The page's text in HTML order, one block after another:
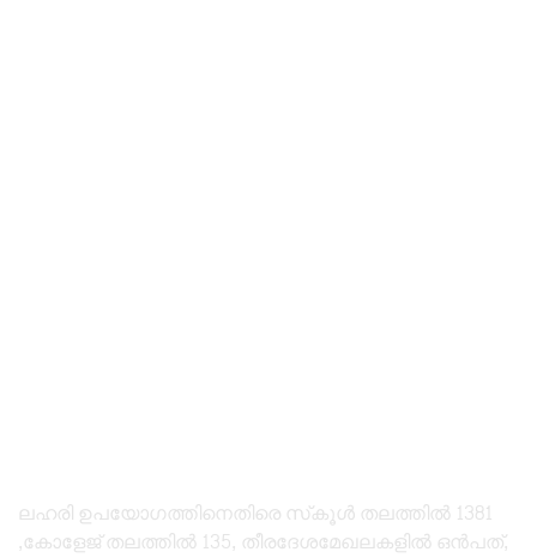
ലഹരി ഉപയോഗത്തിനെതിരെ സ്‌കൂൾ തലത്തിൽ 1381
,കോളേജ് തലത്തിൽ 135, തീരദേശമേഖലകളിൽ ഒൻപത്,